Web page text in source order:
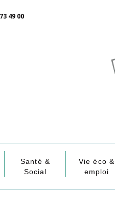
49 00
Santé &
Social
Vie éco &
emploi